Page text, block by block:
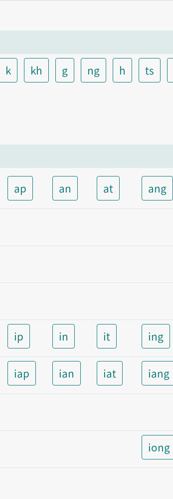
k kh g ng h ts
ap an at ang
ip in it ing
iap ian iat iang
iong